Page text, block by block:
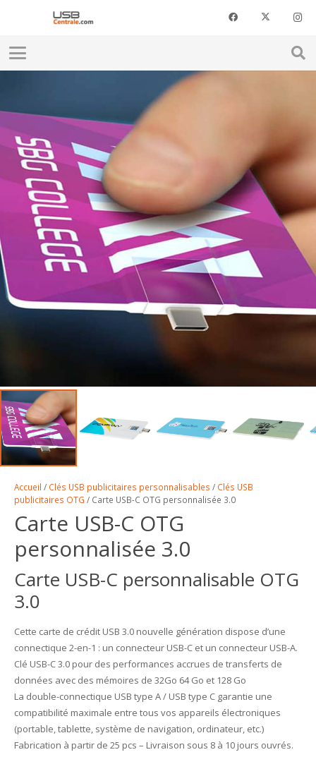
Accueil / Clés USB publicitaires personnalisables / Clés USB
publicitaires OTG / Carte USB-C OTG personnalisée 3.0
Carte USB-C OTG
personnalisée 3.0
Carte USB-C personnalisable OTG
3.0
Cette carte de crédit USB 3.0 nouvelle génération dispose d’une
connectique 2-en-1 : un connecteur USB-C et un connecteur USB-A.
Clé USB-C 3.0 pour des performances accrues de transferts de
données avec des mémoires de 32Go 64 Go et 128 Go
La double-connectique USB type A / USB type C garantie une
compatibilité maximale entre tous vos appareils électroniques
(portable, tablette, système de navigation, ordinateur, etc.)
Fabrication à partir de 25 pcs – Livraison sous 8 à 10 jours ouvrés.